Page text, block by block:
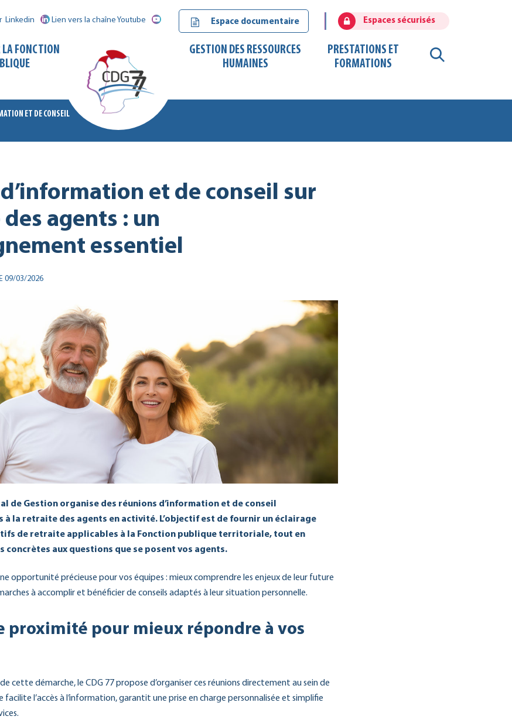
Linkedin Lien vers la chaîne Youtube Espace documentaire Espaces sécurisés
CDG
77
LA FONCTION
GESTION DES RESSOURCES
HUMAINES
PRESTATIONS ET
FORMATIONS
ET DE CONSEIL
et de conseil sur
agents : un
essentiel
09/03/2026
de Gestion organise des réunions d’information et de conseil
à la retraite des agents en activité. L’objectif est de fournir un éclairage
de retraite applicables à la Fonction publique territoriale, tout en
concrètes aux questions que se posent vos agents.
opportunité précieuse pour vos équipes : mieux comprendre les enjeux de leur future
à accomplir et bénéficier de conseils adaptés à leur situation personnelle.
proximité pour mieux répondre à vos
cette démarche, le CDG 77 propose d’organiser ces réunions directement au sein de
l’accès à l’information, garantit une prise en charge personnalisée et simplifie